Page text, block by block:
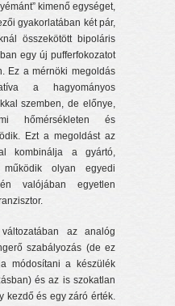
kimenő egységet,
gyakorlatában két pár,
összekötött bipoláris
egy új pufferfokozatot
Ez a mérnöki megoldás
a hagyományos
szemben, de előnye,
hőmérsékleten és
Ezt a megoldást az
kombinálja a gyártó,
olyan egyedi
valójában egyetlen
az analóg
szabályozás (de ez
módosítani a készülék
és az is szokatlan
kezdő és egy záró érték.